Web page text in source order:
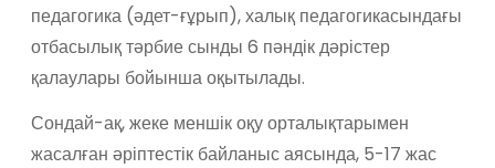
педагогика (әдет-ғұрып), халық педагогикасындағы
отбасылық тәрбие сынды 6 пәндік дәрістер
қалаулары бойынша оқытылады.
Сондай-ақ, жеке меншік оқу орталықтарымен
жасалған әріптестік байланыс аясында, 5-17 жас